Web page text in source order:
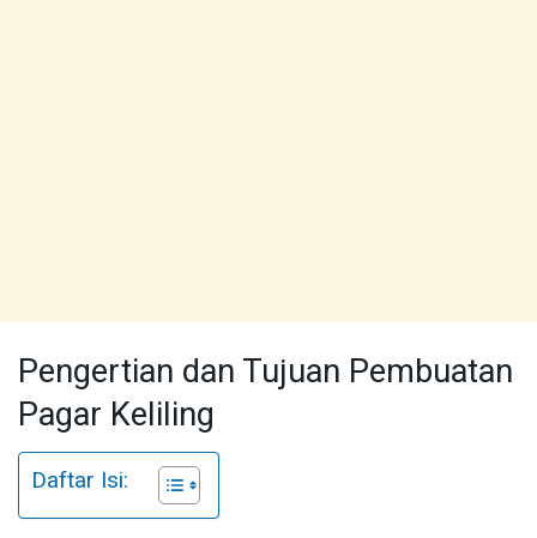
Pengertian dan Tujuan Pembuatan
Pagar Keliling
Daftar Isi: